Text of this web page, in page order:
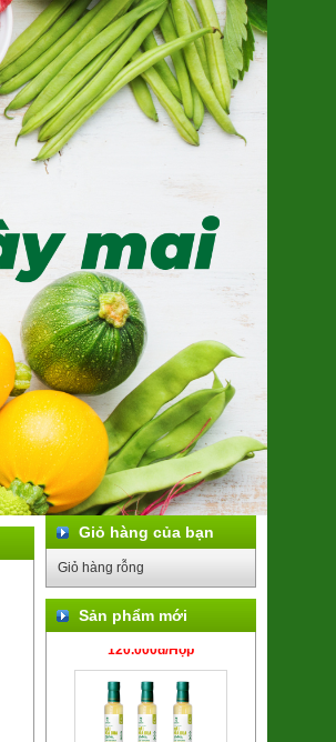
Giỏ hàng của bạn
Giỏ hàng rỗng
Sản phẩm mới
Kẹo Lạc Đỏ - Trúc Hồng Trà
(SP322001)
49.000đ/Hộp
Đường hoa dừa Hữu cơ (lọ thuỷ
120.000đ/Hộp